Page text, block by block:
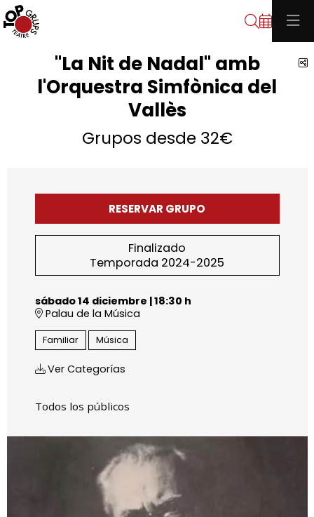
Buscar
"La Nit de Nadal" amb
l'Orquestra Simfònica del
Vallès
Grupos desde 32€
RESERVAR GRUPO
Finalizado
Temporada 2024-2025
sábado 14 diciembre |18:30 h
Palau de la Música
Familiar Música
Ver Categorías
Todos los públicos